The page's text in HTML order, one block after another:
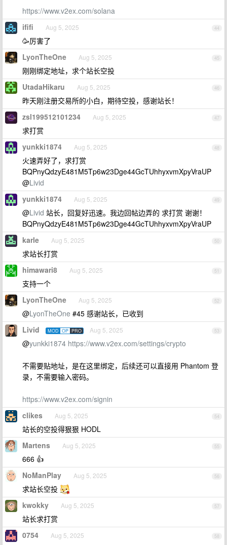
https://www.v2ex.com/solana
44
ififi Aug 5, 2025
🥳厉害了
45
LyonTheOne Aug 5, 2025
刚刚绑定地址，求个站长空投
46
UtadaHikaru Aug 5, 2025
昨天刚注册交易所的小白，期待空投，感谢站长！
47
zsl199512101234 Aug 5, 2025
求打赏
48
yunkki1874 Aug 5, 2025
火速弄好了，求打赏
BQPnyQdzyE481M5Tp6w23Dge44GcTUhhyxvmXpyVraUP
@Livid
49
yunkki1874 Aug 5, 2025
@Livid 站长，回复好迅速。我边回帖边弄的 求打赏 谢谢！
BQPnyQdzyE481M5Tp6w23Dge44GcTUhhyxvmXpyVraUP
50
karle Aug 5, 2025
求站长打赏
51
himawari8 Aug 5, 2025
支持一个
52
LyonTheOne Aug 5, 2025
@LyonTheOne #45 感谢站长，已收到
53
Livid MOD OP PRO Aug 5, 2025
@yunkki1874 https://www.v2ex.com/settings/crypto
不需要贴地址，是在这里绑定，后续还可以直接用 Phantom 登
录，不需要输入密码。
https://www.v2ex.com/signin
54
clikes Aug 5, 2025
站长的空投得狠狠 HODL
55
Martens Aug 5, 2025
666 👍
56
NoManPlay Aug 5, 2025
求站长空投
57
kwokky Aug 5, 2025
站长求打赏
58
0754 Aug 5, 2025